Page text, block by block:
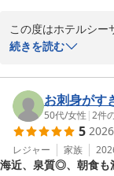
この度はホテルシー
ございます。また、
朝食につきまして
戴し、大変嬉しく存
はじめとする地元の
けたことはスタッフ
続きを読む
お刺身がす
50代/女性 |2件
5
レジャー 家族
海近、泉質◎、朝食も